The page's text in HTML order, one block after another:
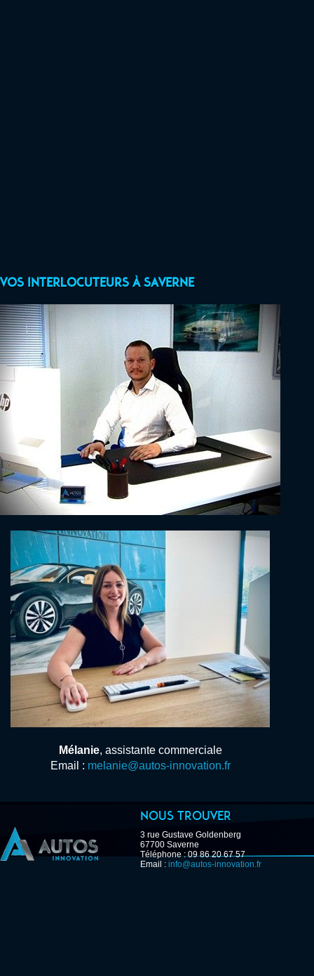
Vos interlocuteurs à Saverne
Mélanie, assistante commerciale
Email : melanie@autos-innovation.fr
Nous trouver
3 rue Gustave Goldenberg
67700 Saverne
Téléphone : 09 86 20 67 57
Email : info@autos-innovation.fr